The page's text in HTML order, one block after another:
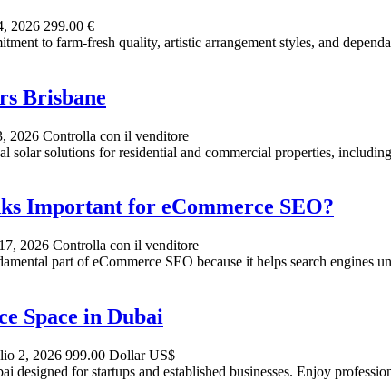
2026 299.00 €
to farm-fresh quality, artistic arrangement styles, and
Brisbane
2026 Controlla con il venditore
solar solutions for residential and commercial properties,
Important for eCommerce SEO?
2026 Controlla con il venditore
part of eCommerce SEO because it helps search engines
Space in Dubai
2, 2026 999.00 Dollar US$
designed for startups and established businesses. Enjoy